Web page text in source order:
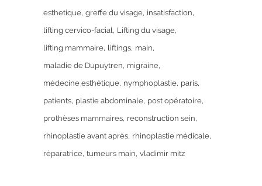
esthetique greffe du visage insatisfaction
lifting cervico-facial Lifting du visage
lifting mammaire liftings main
maladie de Dupuytren migraine
médecine esthétique nymphoplastie paris
patients plastie abdominale post opératoire
prothèses mammaires reconstruction sein
rhinoplastie avant après rhinoplastie médicale
réparatrice tumeurs main vladimir mitz